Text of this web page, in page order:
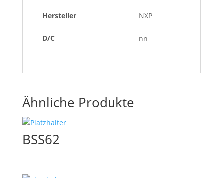
Hersteller NXP
D/C nn
Ähnliche Produkte
BSS62